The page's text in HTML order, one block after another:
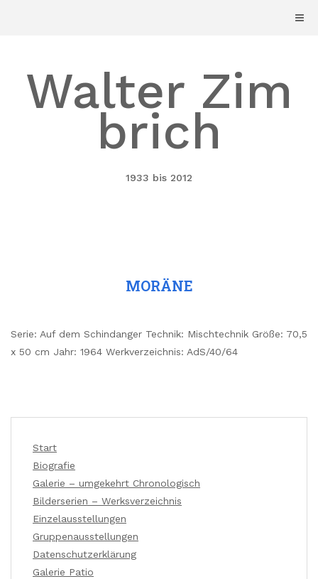
Walter Zim
brich
1933 bis 2012
MORÄNE
Serie: Auf dem Schindanger Technik: Mischtechnik Größe: 70,5
x 50 cm Jahr: 1964 Werkverzeichnis: AdS/40/64
Start
Biografie
Galerie – umgekehrt Chronologisch
Bilderserien – Werksverzeichnis
Einzelausstellungen
Gruppenausstellungen
Datenschutzerklärung
Galerie Patio